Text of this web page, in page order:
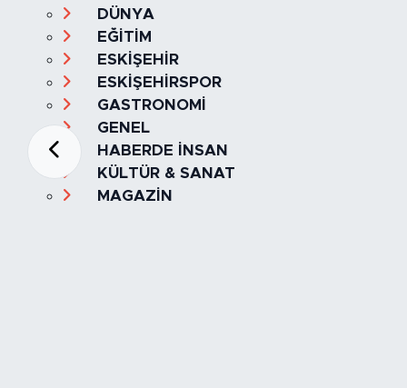
DÜNYA
EĞİTİM
ESKİŞEHİR
ESKİŞEHİRSPOR
GASTRONOMİ
GENEL
HABERDE İNSAN
KÜLTÜR & SANAT
MAGAZİN